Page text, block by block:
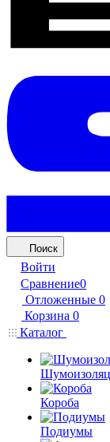
Поиск
Войти
Сравнение0
Отложенные 0
Корзина 0
Каталог
Короба
Подиумы